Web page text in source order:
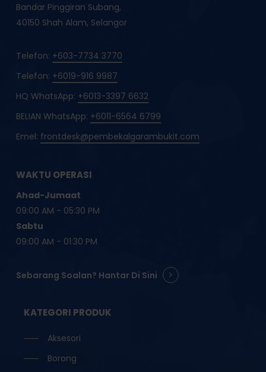
Bandar Pinggiran Subang,
40150 Shah Alam, Selangor
Telefon: +603-7734 3770
Telefon: +6019-916 9987
HQ WhatsApp: +6013-3397 6632
BELIAN WhatsApp: +6011-6564 6799
Emel: frontdesk@pembekalgarambukit.com
WAKTU OPERASI
Ahad-Jumaat
09:00 AM - 05:30 PM
Sabtu
09:00 AM - 01:30 PM
Sebarang Soalan? Hantar Di Sini
KATEGORI PRODUK
Aksesori
Borong